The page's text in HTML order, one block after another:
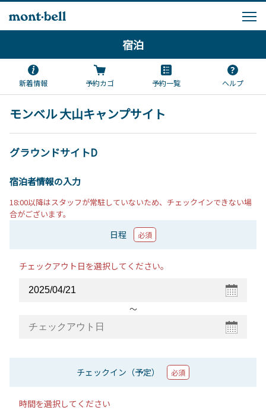
宿泊
新着情報 予約カゴ 予約一覧 ヘルプ
モンベル 大山キャンプサイト
グラウンドサイトD
宿泊者情報の入力
18:00以降はスタッフが常駐していないため、チェックインできない場
合がございます。
日程 必須
チェックアウト日を選択してください。
〜
チェックイン（予定） 必須
時間を選択してください